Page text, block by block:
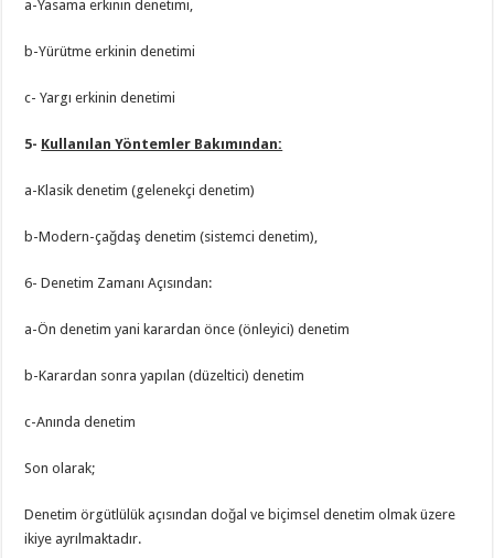
a-Yasama erkinin denetimi,
b-Yürütme erkinin denetimi
c- Yargı erkinin denetimi
5- Kullanılan Yöntemler Bakımından:
a-Klasik denetim (gelenekçi denetim)
b-Modern-çağdaş denetim (sistemci denetim),
6- Denetim Zamanı Açısından:
a-Ön denetim yani karardan önce (önleyici) denetim
b-Karardan sonra yapılan (düzeltici) denetim
c-Anında denetim
Son olarak;
Denetim örgütlülük açısından doğal ve biçimsel denetim olmak üzere
ikiye ayrılmaktadır.